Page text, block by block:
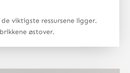
viktigste ressursene ligger.
østover.